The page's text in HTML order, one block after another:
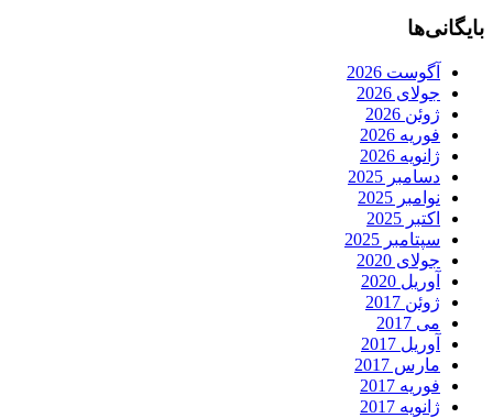
بایگانی‌ها
آگوست 2026
جولای 2026
ژوئن 2026
فوریه 2026
ژانویه 2026
دسامبر 2025
نوامبر 2025
اکتبر 2025
سپتامبر 2025
جولای 2020
آوریل 2020
ژوئن 2017
می 2017
آوریل 2017
مارس 2017
فوریه 2017
ژانویه 2017